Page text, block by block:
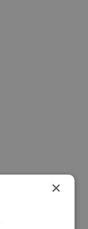
×